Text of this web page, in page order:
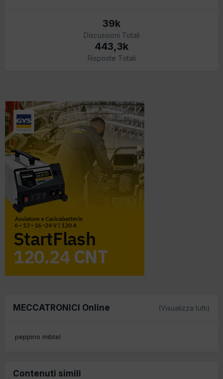
39k
Discussioni Totali
443,3k
Risposte Totali
MECCATRONICI Online (Visualizza tutti)
peppino mibtel
Contenuti simili